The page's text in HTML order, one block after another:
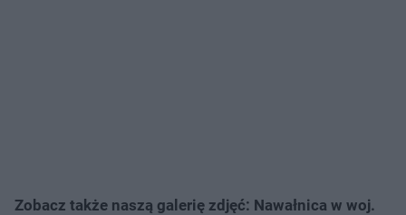
Zobacz także naszą galerię zdjęć: Nawałnica w woj.